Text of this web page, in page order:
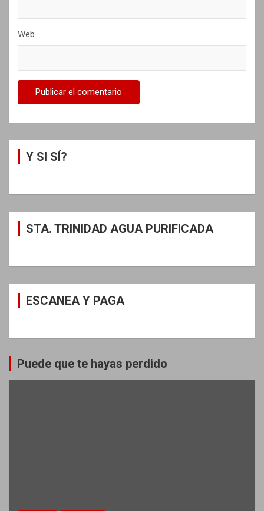
Web
Y SI SÍ?
STA. TRINIDAD AGUA PURIFICADA
ESCANEA Y PAGA
Puede que te hayas perdido